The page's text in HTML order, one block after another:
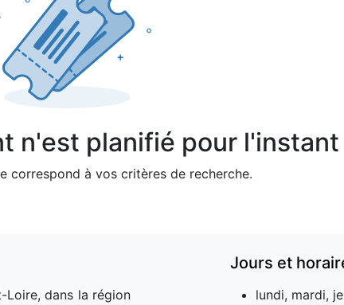
n'est planifié pour l'instant
correspond à vos critères de recherche.
Loire, dans la région
Jours et
lundi, mardi,